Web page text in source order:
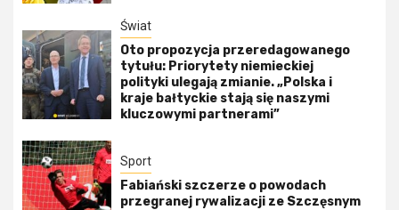
Świat
Oto propozycja przeredagowanego
tytułu: Priorytety niemieckiej
polityki ulegają zmianie. „Polska i
kraje bałtyckie stają się naszymi
kluczowymi partnerami”
Sport
Fabiański szczerze o powodach
przegranej rywalizacji ze Szczęsnym